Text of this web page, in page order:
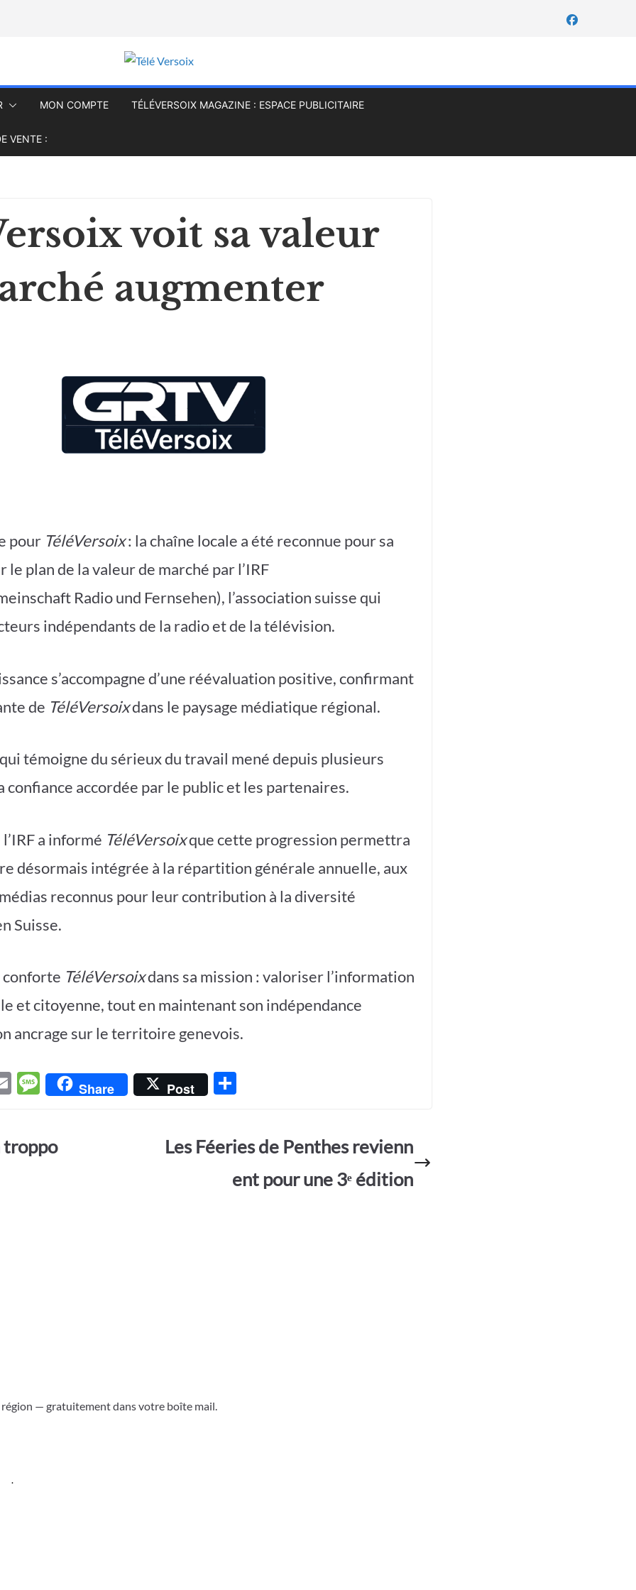
MON COMPTE TÉLÉVERSOIX MAGAZINE : ESPACE PUBLICITAIRE
VENTE :
voit sa valeur
augmenter
pour TéléVersoix: la chaîne locale a été reconnue pour sa
le plan de la valeur de marché par l’IRF
Radio und Fernsehen), l’association suisse qui
indépendants de la radio et de la télévision.
s’accompagne d’une réévaluation positive, confirmant
de TéléVersoixdans le paysage médiatique régional.
témoigne du sérieux du travail mené depuis plusieurs
confiance accordée par le public et les partenaires.
a informé TéléVersoixque cette progression permettra
désormais intégrée à la répartition générale annuelle, aux
reconnus pour leur contribution à la diversité
Suisse.
conforte TéléVersoixdans sa mission : valoriser l’information
et citoyenne, tout en maintenant son indépendance
ancrage sur le territoire genevois.
E
M
es
g
Share Post
g
er
troppo
Les Féeries de Penthes revienn
ent pour une 3ᵉ édition
région — gratuitement dans votre boîte mail.
.